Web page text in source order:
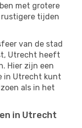
met grotere
rustigere tijden
van de stad
Utrecht heeft
Hier zijn een
in Utrecht kunt
als in het
in Utrecht